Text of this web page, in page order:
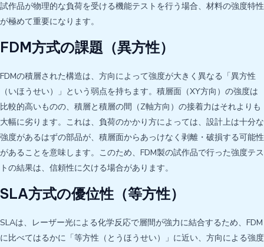
試作品が物理的な負荷を受ける機能テストを行う場合、材料の強度特性
が極めて重要になります。
FDM方式の課題（異方性）
FDMの積層された構造は、方向によって強度が大きく異なる「異方性
（いほうせい）」という弱点を持ちます。積層面（XY方向）の強度は
比較的高いものの、積層と積層の間（Z軸方向）の接着力はそれよりも
大幅に劣ります。これは、負荷のかかり方によっては、設計上は十分な
強度があるはずの部品が、積層面からあっけなく剥離・破損する可能性
があることを意味します。このため、FDM製の試作品で行った強度テス
トの結果は、信頼性に欠ける場合があります。
SLA方式の優位性（等方性）
SLAは、レーザー光による化学反応で層間が強力に結合するため、FDM
に比べてはるかに「等方性（とうほうせい）」に近い、方向による強度